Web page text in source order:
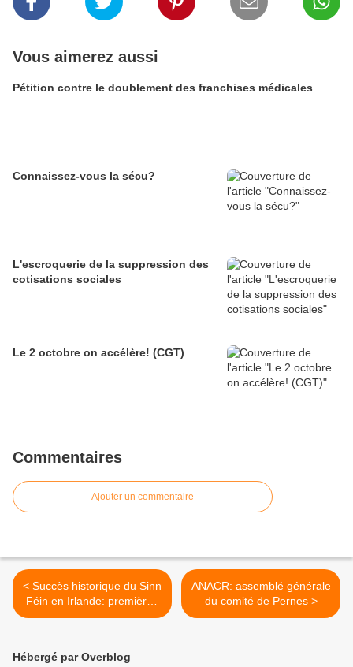
Vous aimerez aussi
Pétition contre le doublement des franchises médicales
Connaissez-vous la sécu?
L'escroquerie de la suppression des
cotisations sociales
Le 2 octobre on accélère! (CGT)
Commentaires
Ajouter un commentaire
< Succès historique du Sinn
Féin en Irlande: premières
conséquences politiques du
ANACR: assemblé générale
du comité de Pernes >
Hébergé par Overblog